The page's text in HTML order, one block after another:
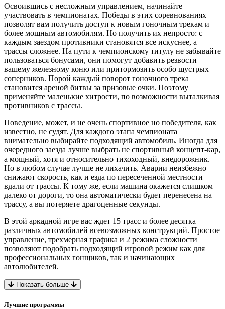
Освоившись с несложным управлением, начинайте
участвовать в чемпионатах. Победы в этих соревнованиях
позволят вам получить доступ к новым гоночным трекам и
более мощным автомобилям. Но получить их непросто: с
каждым заездом противники становятся все искуснее, а
трассы сложнее. На пути к чемпионскому титулу не забывайте
пользоваться бонусами, они помогут добавить резвости
вашему железному коню или притормозить особо шустрых
соперников. Порой каждый поворот гоночного трека
становится ареной битвы за призовые очки. Поэтому
применяйте маленькие хитрости, по возможности выталкивая
противников с трассы.
Поведение, может, и не очень спортивное но победителя, как
известно, не судят. Для каждого этапа чемпионата
внимательно выбирайте подходящий автомобиль. Иногда для
очередного заезда лучше выбрать не спортивный концепт-кар,
а мощный, хотя и относительно тихоходный, внедорожник.
Но в любом случае лучше не лихачить. Аварии неизбежно
снижают скорость, как и езда по пересеченной местности
вдали от трассы. К тому же, если машина окажется слишком
далеко от дороги, то она автоматически будет перенесена на
трассу, а вы потеряете драгоценные секунды.
В этой аркадной игре вас ждет 15 трасс и более десятка
различных автомобилей всевозможных конструкций. Простое
управление, трехмерная графика и 2 режима сложности
позволяют подобрать подходящий игровой режим как для
профессиональных гонщиков, так и начинающих
автолюбителей.
Показать больше
Лучшие программы